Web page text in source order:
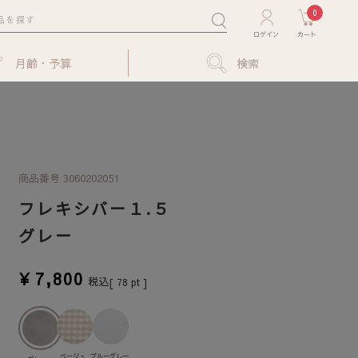
0
月齢・予算 検索
商品番号 3060202051
フレキシバー１.５
グレー
¥ 7,800 税込[ 78 pt ]
ベージュ ブルーグレー